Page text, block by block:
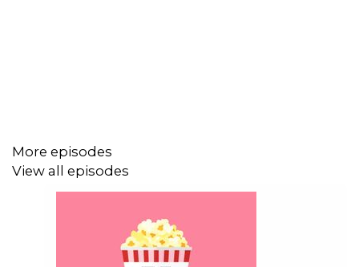
More episodes
View all episodes